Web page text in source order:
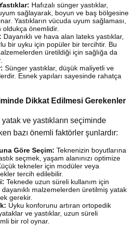
Hafızalı sünger yastıklar,
sağlayarak, boyun ve baş bölgesine
Yastıkların vücuda uyum sağlaması,
önemlidir.
Dayanıklı ve hava alan lateks yastıklar,
bir uyku için popüler bir tercihtir. Bu
üretildiği için sağlığa da
Sünger yastıklar, düşük maliyetli ve
Esnek yapıları sayesinde rahatça
Dikkat Edilmesi Gerekenler
ve yastıkların seçiminde
bazı önemli faktörler şunlardır:
Göre Seçim: Teknenizin boyutlarına
seçmek, yaşam alanınızı optimize
tekneler için modüler veya
tercih edilebilir.
Teknede uzun süreli kullanım için
dayanıklı malzemelerden üretilmiş yatak
gerekir.
Uyku konforunu artıran ortopedik
ve yastıklar, uzun süreli
bir rol oynar.